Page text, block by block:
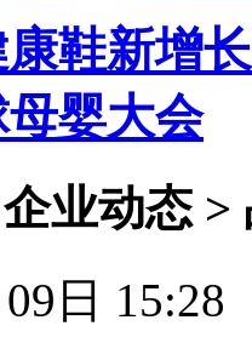
鞋新增
母婴大会
业动态 >
日 15:28